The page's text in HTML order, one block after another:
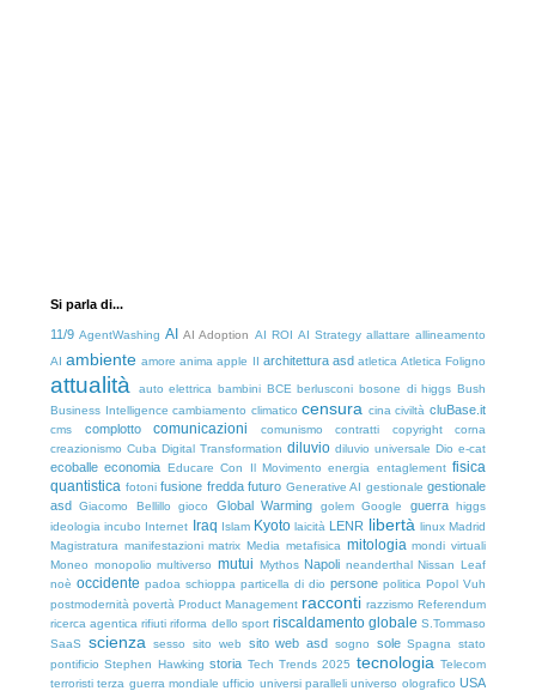
Si parla di...
11/9 AgentWashing AI AI Adoption AI ROI AI Strategy allattare allineamento
AI ambiente amore anima apple II architettura asd atletica Atletica Foligno
attualità auto elettrica bambini BCE berlusconi bosone di higgs Bush
Business Intelligence cambiamento climatico censura cina civiltà cluBase.it
cms complotto comunicazioni comunismo contratti copyright
corna
creazionismo Cuba Digital Transformation diluvio diluvio universale Dio e-cat
ecoballe economia Educare Con Il Movimento energia entaglement fisica
quantistica fotoni fusione fredda futuro Generative AI gestionale gestionale
asd Giacomo Bellillo gioco Global Warming golem Google guerra higgs
ideologia incubo Internet Iraq Islam Kyoto laicità LENR libertà linux Madrid
Magistratura manifestazioni matrix Media metafisica mitologia mondi virtuali
Moneo monopolio multiverso mutui Mythos Napoli neanderthal Nissan Leaf
noè occidente padoa schioppa particella di dio persone politica Popol Vuh
postmodernità povertà Product Management racconti razzismo Referendum
ricerca agentica rifiuti riforma dello sport riscaldamento globale S.Tommaso
SaaS
scienza sesso sito web sito web asd sogno sole Spagna
stato
pontificio Stephen Hawking storia Tech Trends 2025 tecnologia Telecom
terroristi terza guerra mondiale ufficio universi paralleli universo olografico USA